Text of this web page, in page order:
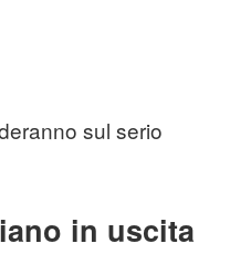
sul serio
in uscita